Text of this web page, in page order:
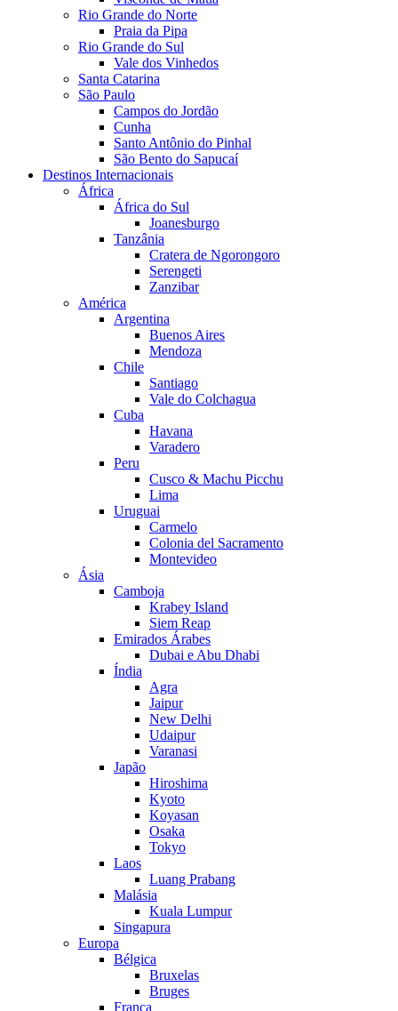
Rio Grande do Norte
Praia da Pipa
Rio Grande do Sul
Vale dos Vinhedos
Santa Catarina
São Paulo
Campos do Jordão
Cunha
Santo Antônio do Pinhal
São Bento do Sapucaí
Destinos Internacionais
África
África do Sul
Joanesburgo
Tanzânia
Cratera de Ngorongoro
Serengeti
Zanzibar
América
Argentina
Buenos Aires
Mendoza
Chile
Santiago
Vale do Colchagua
Cuba
Havana
Varadero
Peru
Cusco & Machu Picchu
Lima
Uruguai
Carmelo
Colonia del Sacramento
Montevideo
Ásia
Camboja
Krabey Island
Siem Reap
Emirados Árabes
Dubai e Abu Dhabi
Índia
Agra
Jaipur
New Delhi
Udaipur
Varanasi
Japão
Hiroshima
Kyoto
Koyasan
Osaka
Tokyo
Laos
Luang Prabang
Malásia
Kuala Lumpur
Singapura
Europa
Bélgica
Bruxelas
Bruges
França